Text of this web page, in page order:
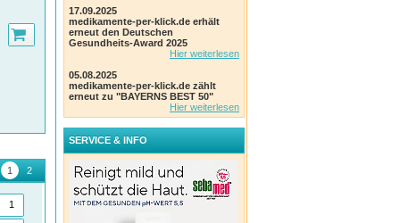
17.09.2025
medikamente-per-klick.de erhält
erneut den Deutschen
Gesundheits-Award 2025
Hier weiterlesen
05.08.2025
medikamente-per-klick.de zählt
erneut zu "BAYERNS BEST 50"
Hier weiterlesen
SERVICE & INFO